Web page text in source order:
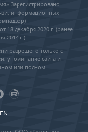
Зарегистрировано
информационных
–
18 декабря 2020 г. (ранее
2014 г.)
разрешено только с
упоминание сайта и
или полном
EN